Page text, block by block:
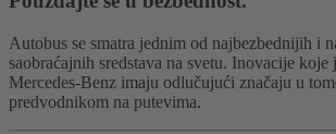
Autobus se smatra jednim od najbezbednijih i
saobraćajnih sredstava na svetu. Inovacije koje
Mercedes‑Benz imaju odlučujući značaju u
predvodnikom na putevima.